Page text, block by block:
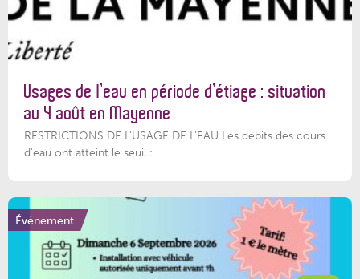
Usages de l’eau en période d’étiage : situation
au 4 août en Mayenne
RESTRICTIONS DE L’USAGE DE L’EAU Les débits des cours
d'eau ont atteint le seuil :...
Événement